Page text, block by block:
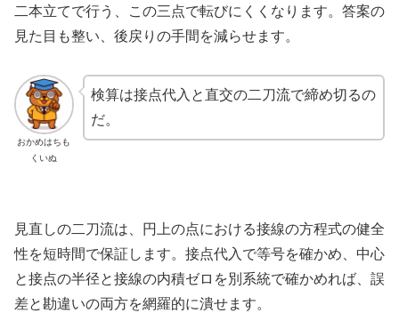
二本立てで行う、この三点で転びにくくなります。答案の
見た目も整い、後戻りの手間を減らせます。
おかめはちも
くいぬ
検算は接点代入と直交の二刀流で締め切るの
だ。
見直しの二刀流は、円上の点における接線の方程式の健全
性を短時間で保証します。接点代入で等号を確かめ、中心
と接点の半径と接線の内積ゼロを別系統で確かめれば、誤
差と勘違いの両方を網羅的に潰せます。